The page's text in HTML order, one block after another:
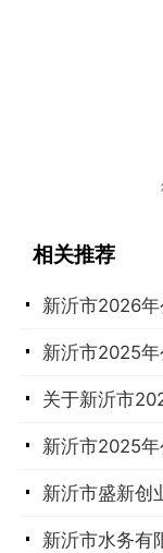
相关推荐
新沂市2026
新沂市2025
体检公告
关于新沂市
延期打印准考
新沂市2025
新沂市盛新创
劳务派遣工作
新沂市水务有